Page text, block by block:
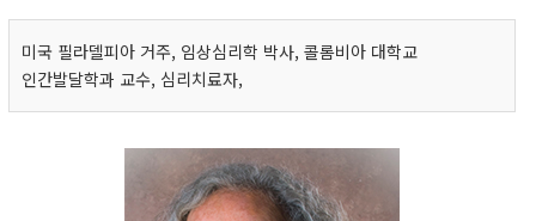
미국 필라델피아 거주, 임상심리학 박사, 콜롬비아 대학교
인간발달학과 교수, 심리치료자,